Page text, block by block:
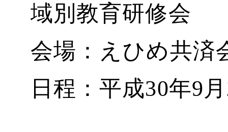
域別教育研修会
会場：えひめ共済
日程：平成30年9